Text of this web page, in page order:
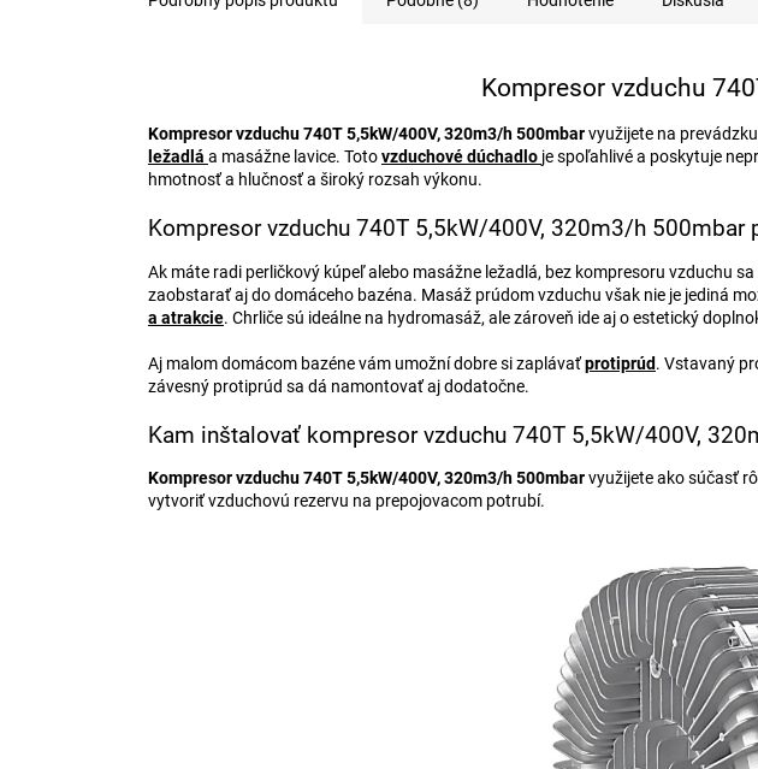
Kompresor vzduchu
Kompresor vzduchu 740T 5,5kW/400V, 320m3/h 500mbarvyužijete na
ležadlá a masážne lavice. Totovzduchové dúchadlo je spoľahlivé a poskytuje
hmotnosť a hlučnosť a široký rozsah výkonu.
Kompresor vzduchu 740T 5,5kW/400V, 320m3/h 500mbar
Ak máte radi perličkový kúpeľ alebo masážne ležadlá, bez kompresoru vzduchu
zaobstarať aj do domáceho bazéna. Masáž prúdom vzduchu však nie je jediná
a atrakcie. Chrliče sú ideálne na hydromasáž, ale zároveň ide aj o estetický
Aj malom domácom bazéne vám umožní dobre si zaplávaťprotiprúd. Vstavaný
závesný protiprúd sa dá namontovať aj dodatočne.
Kam inštalovať kompresor vzduchu 740T 5,5kW/400V,
Kompresor vzduchu 740T 5,5kW/400V, 320m3/h 500mbarvyužijete ako súčasť
vytvoriť vzduchovú rezervu na prepojovacom potrubí.